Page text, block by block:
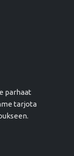
parhaat
tarjota